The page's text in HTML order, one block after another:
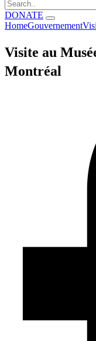
DONATE
HomeGouvernement
Visite au
Montréal